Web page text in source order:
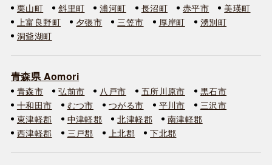
栗山町 斜里町 浦河町 長沼町 赤平市
美瑛町
上富良野町
夕張市 三笠市 厚岸町
湧別町
洞爺湖町
青森県 Aomori
青森市 弘前市 八戸市 五所川原市
黒石市
十和田市
むつ市 つがる市 平川市
三沢市
東津軽郡
中津軽郡 北津軽郡
南津軽郡
西津軽郡
三戸郡 上北郡 下北郡